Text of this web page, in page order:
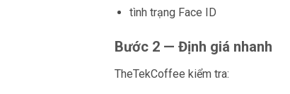
tình trạng Face ID
Bước 2 — Định giá nhanh
TheTekCoffee kiểm tra: